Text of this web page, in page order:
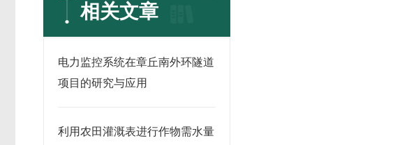
相关文章
电力监控系统在章丘南外环隧道
项目的研究与应用
利用农田灌溉表进行作物需水量